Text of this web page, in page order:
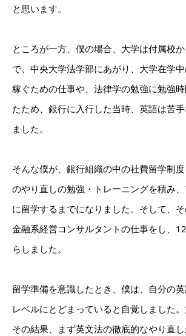
と思います。
ところが一方、僕の場合、大学は付属校
で、中央大学法学部にあがり、大学在学
稼ぐための仕事や、法律学の勉強に勉強
たため、銀行に入行した当時、英語は苦
ました。
そんな僕が、銀行組織の中の社費留学制
のやり直しの勉強・トレーニングを積み
に留学するまでになりました。そして、
金融系経営コンサルタントの仕事をし、
らしました。
留学準備を意識したとき、僕は、自分の
レベルにとどまっていると自覚しました。
その結果、まず英文法の徹底的なやり直